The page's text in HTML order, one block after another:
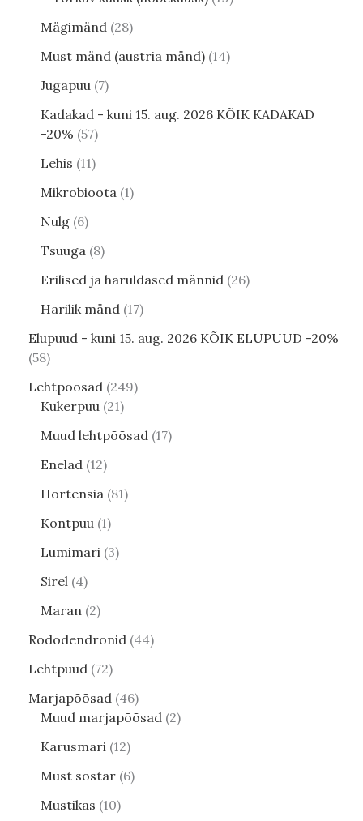
Mägimänd 28
Must mänd (austria mänd) 14
Jugapuu 7
Kadakad - kuni 15. aug. 2026 KÕIK KADAKAD
-20% 57
Lehis 11
Mikrobioota 1
Nulg 6
Tsuuga 8
Erilised ja haruldased männid 26
Harilik mänd 17
Elupuud - kuni 15. aug. 2026 KÕIK ELUPUUD -20%
58
Lehtpõõsad 249
Kukerpuu 21
Muud lehtpõõsad 17
Enelad 12
Hortensia 81
Kontpuu 1
Lumimari 3
Sirel 4
Maran 2
Rododendronid 44
Lehtpuud 72
Marjapõõsad 46
Muud marjapõõsad 2
Karusmari 12
Must sõstar 6
Mustikas 10